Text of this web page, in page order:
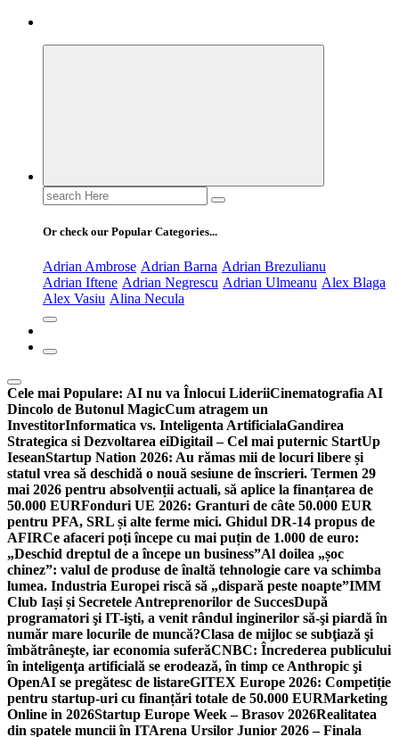
Search
for:
Or check our Popular Categories...
Adrian Ambrose Adrian Barna Adrian Brezulianu
Adrian Iftene Adrian Negrescu Adrian Ulmeanu Alex Blaga
Alex Vasiu Alina Necula
Cele mai Populare: AI nu va Înlocui LideriiCinematografia AI
Dincolo de Butonul MagicCum atragem un
InvestitorInformatica vs. Inteligenta ArtificialaGandirea
Strategica si Dezvoltarea eiDigitail – Cel mai puternic StartUp
IeseanStartup Nation 2026: Au rămas mii de locuri libere și
statul vrea să deschidă o nouă sesiune de înscrieri. Termen 29
mai 2026 pentru absolvenții actuali, să aplice la finanțarea de
50.000 EURFonduri UE 2026: Granturi de câte 50.000 EUR
pentru PFA, SRL și alte ferme mici. Ghidul DR-14 propus de
AFIRCe afaceri poți începe cu mai puțin de 1.000 de euro:
„Deschid dreptul de a începe un business”Al doilea „șoc
chinez”: valul de produse de înaltă tehnologie care va schimba
lumea. Industria Europei riscă să „dispară peste noapte”IMM
Club Iași și Secretele Antreprenorilor de SuccesDupă
programatori şi IT-işti, a venit rândul inginerilor să-şi piardă în
număr mare locurile de muncă?Clasa de mijloc se subţiază şi
îmbătrâneşte, iar economia suferăCNBC: Încrederea publicului
în inteligenţa artificială se erodează, în timp ce Anthropic şi
OpenAI se pregătesc de listareGITEX Europe 2026: Competiție
pentru startup-uri cu finanțări totale de 50.000 EURMarketing
Online in 2026Startup Europe Week – Brasov 2026Realitatea
din spatele muncii în ITArena Ursilor Junior 2026 – Finala